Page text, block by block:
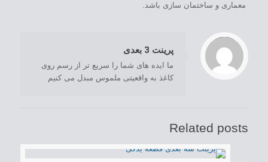
معماری و ساختمان سازی باشد.
Warning
: Trying to access array offset on value of type null in
/home/com12333/public_html/wp-content/themes/Industry/includes/content-single.php
on line195
پرینت 3 بعدی
ما ایده های شما را سریع تر از رسم روی
کاغذ به واقعیتی ملموس مبدل می کنیم
Related posts